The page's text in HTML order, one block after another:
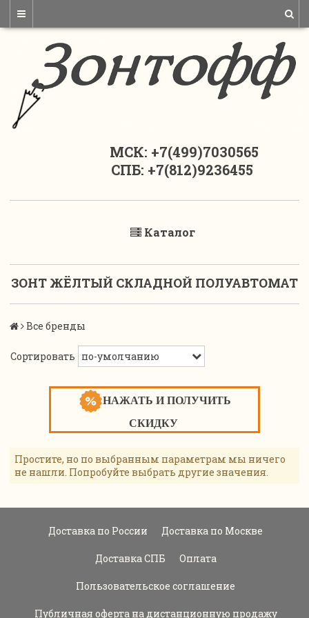
МСК: +7(499)7030565
СПБ: +7(812)9236455
Каталог
ЗОНТ ЖЁЛТЫЙ СКЛАДНОЙ ПОЛУАВТОМАТ
Все бренды
Сортировать
НАЖАТЬ И ПОЛУЧИТЬ
СКИДКУ
Простите, но по выбранным параметрам мы ничего
не нашли. Попробуйте выбрать другие значения.
Доставка по России Доставка по Москве
Доставка СПБ Оплата
Пользовательское соглашение
Публичная оферта на дистанционную продажу